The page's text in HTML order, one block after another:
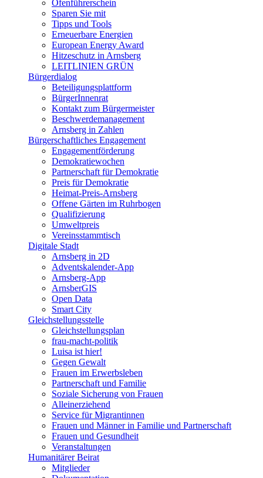
Ofenführerschein
Sparen Sie mit
Tipps und Tools
Erneuerbare Energien
European Energy Award
Hitzeschutz in Arnsberg
LEITLINIEN GRÜN
Bürgerdialog
Beteiligungsplattform
BürgerInnenrat
Kontakt zum Bürgermeister
Beschwerdemanagement
Arnsberg in Zahlen
Bürgerschaftliches Engagement
Engagementförderung
Demokratiewochen
Partnerschaft für Demokratie
Preis für Demokratie
Heimat-Preis-Arnsberg
Offene Gärten im Ruhrbogen
Qualifizierung
Umweltpreis
Vereinsstammtisch
Digitale Stadt
Arnsberg in 2D
Adventskalender-App
Arnsberg-App
ArnsberGIS
Open Data
Smart City
Gleichstellungsstelle
Gleichstellungsplan
frau-macht-politik
Luisa ist hier!
Gegen Gewalt
Frauen im Erwerbsleben
Partnerschaft und Familie
Soziale Sicherung von Frauen
Alleinerziehend
Service für Migrantinnen
Frauen und Männer in Familie und Partnerschaft
Frauen und Gesundheit
Veranstaltungen
Humanitärer Beirat
Mitglieder